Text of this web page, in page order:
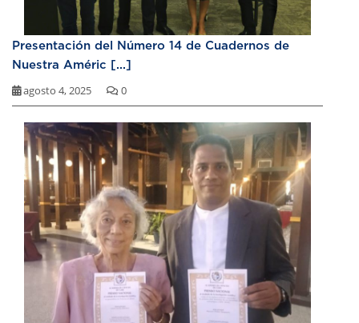
Presentación del Número 14 de Cuadernos de
Nuestra Améric [...]
agosto 4, 2025 0